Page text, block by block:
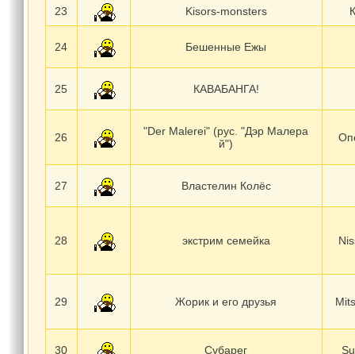
23 Kisors-monsters
24 Бешенные Ежы
25 КАВАБАНГА!
26
"Der Malerei" (рус. "Дэр Малера
й")
27 Властелин Колёс
28 экстрим семейка
29 Жорик и его друзья
30 Субарег